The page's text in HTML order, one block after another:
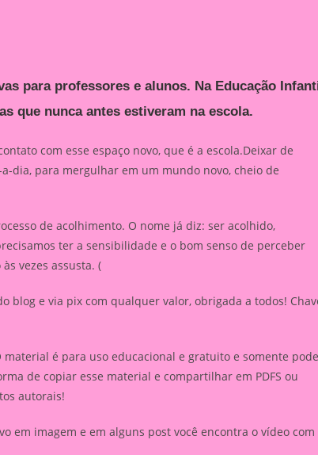
para professores e alunos. Na Educação
que nunca antes estiveram na escola.
com esse espaço novo, que é a escola.Deixar de
dia, para mergulhar em um mundo novo, cheio de
de acolhimento. O nome já diz: ser acolhido,
ter a sensibilidade e o bom senso de perceber
vezes assusta. (
blog e via pix com qualquer valor, obrigada a todos!
é para uso educacional e gratuito e somente pode
de copiar esse material e compartilhar em PDFS ou
autorais!
em imagem e em alguns post você encontra o vídeo com